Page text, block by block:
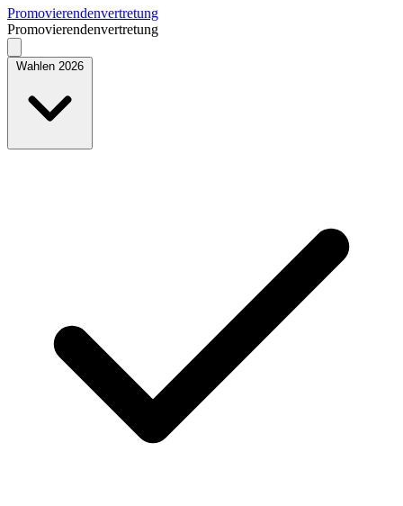
Promovierendenvertretung
Promovierendenvertretung
Wahlen 2026